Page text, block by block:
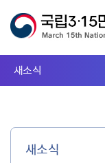
새소식
새소식